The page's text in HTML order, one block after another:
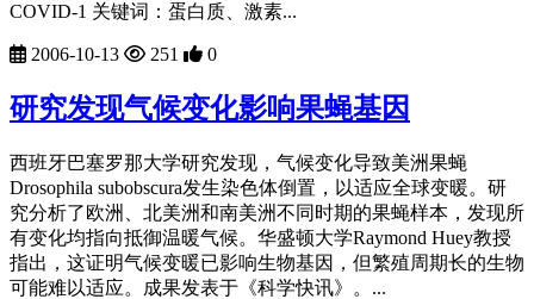
COVID-1 关键词：蛋白质、激素...
2006-10-13 251 0
研究发现气候变化影响果蝇基因
西班牙巴塞罗那大学研究发现，气候变化导致美洲果蝇
Drosophila subobscura发生染色体倒置，以适应全球变暖。研
究分析了欧洲、北美洲和南美洲不同时期的果蝇样本，发现所
有变化均指向抵御温暖气候。华盛顿大学Raymond Huey教授
指出，这证明气候变暖已影响生物基因，但繁殖周期长的生物
可能难以适应。成果发表于《科学快讯》。...